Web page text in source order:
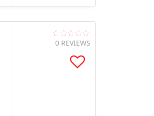
0 REVIEWS